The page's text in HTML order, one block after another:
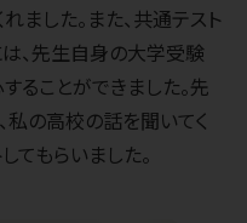
ました。また、共通テスト
、先生自身の大学受験
ることができました。先
私の高校の話を聞いてく
てもらいました。